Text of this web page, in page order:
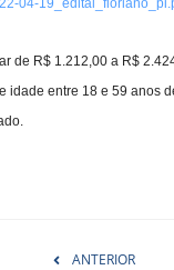
de R$ 1.212,00 a R$
idade entre 18 e 59 anos
ANTERIOR